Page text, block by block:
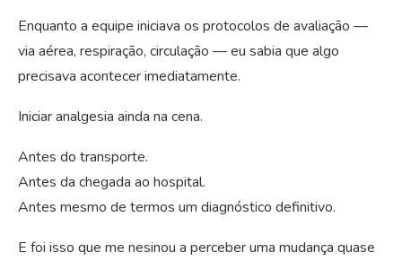
Enquanto a equipe iniciava os protocolos de avaliação —
via aérea, respiração, circulação — eu sabia que algo
precisava acontecer imediatamente.
Iniciar analgesia ainda na cena.
Antes do transporte.
Antes da chegada ao hospital.
Antes mesmo de termos um diagnóstico definitivo.
E foi isso que me nesinou a perceber uma mudança quase